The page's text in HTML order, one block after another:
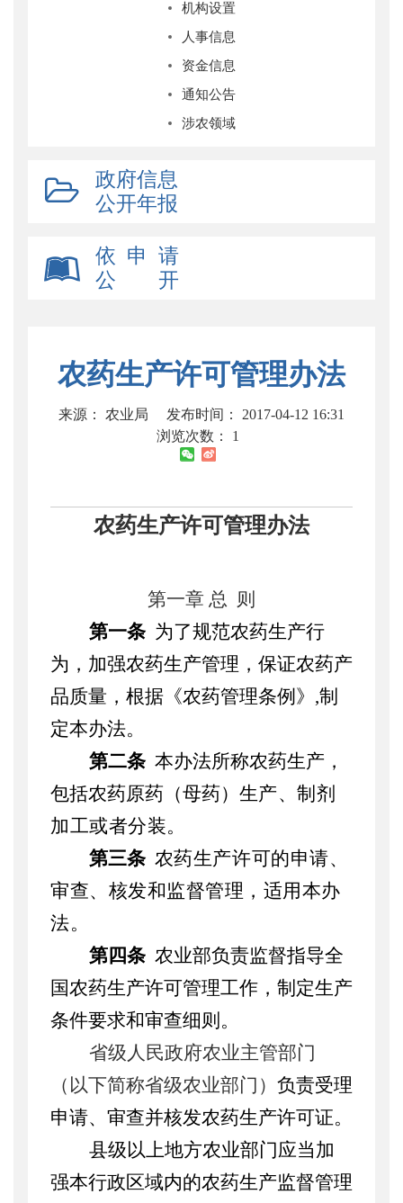
机构设置
人事信息
资金信息
通知公告
涉农领域
政府信息
公开年报
依 申 请
公 开
农药生产许可管理办法
来源： 农业局
发布时间： 2017-04-12 16:31
浏览次数： 1
农药生产许可管理办法
第一章 总 则
第一条 为了规范农药生产行
为，加强农药生产管理，保证农药产
品质量，根据《农药管理条例》 ,制
定本办法。
第二条 本办法所称农药生产，
包括农药原药（母药）生产、制剂
加工或者分装。
第三条 农药生产许可的申请、
审查、核发和监督管理，适用本办
法。
第四条 农业部负责监督指导全
国农药生产许可管理工作，制定生产
条件要求和审查细则。
省级人民政府农业主管部门
（以下简称省级农业部门） 负责受理
申请、审查并核发农药生产许可证。
县级以上地方农业部门应当加
强本行政区域内的农药生产监督管理